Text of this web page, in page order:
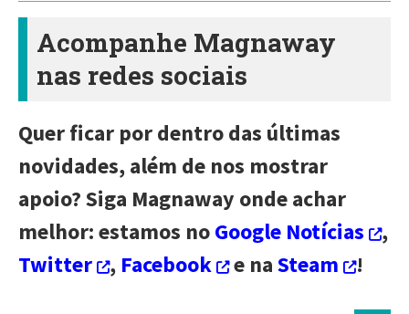
Acompanhe Magnaway
nas redes sociais
Quer ficar por dentro das últimas
novidades, além de nos mostrar
apoio? Siga Magnaway onde achar
melhor: estamos noGoogle Notícias
,
Twitter
, Facebook e naSteam !